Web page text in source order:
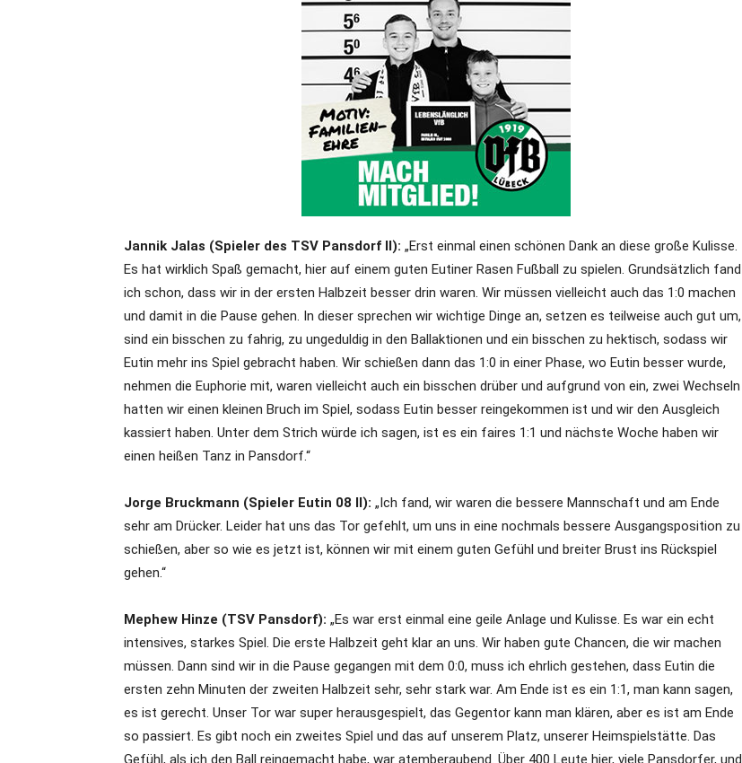
Jannik Jalas (Spieler des TSV Pansdorf II): „Erst einmal einen schönen Dank an diese große Kulisse.
Es hat wirklich Spaß gemacht, hier auf einem guten Eutiner Rasen Fußball zu spielen. Grundsätzlich fand
ich schon, dass wir in der ersten Halbzeit besser drin waren. Wir müssen vielleicht auch das 1:0 machen
und damit in die Pause gehen. In dieser sprechen wir wichtige Dinge an, setzen es teilweise auch gut um,
sind ein bisschen zu fahrig, zu ungeduldig in den Ballaktionen und ein bisschen zu hektisch, sodass wir
Eutin mehr ins Spiel gebracht haben. Wir schießen dann das 1:0 in einer Phase, wo Eutin besser wurde,
nehmen die Euphorie mit, waren vielleicht auch ein bisschen drüber und aufgrund von ein, zwei Wechseln
hatten wir einen kleinen Bruch im Spiel, sodass Eutin besser reingekommen ist und wir den Ausgleich
kassiert haben. Unter dem Strich würde ich sagen, ist es ein faires 1:1 und nächste Woche haben wir
einen heißen Tanz in Pansdorf.“
Jorge Bruckmann (Spieler Eutin 08 II): „Ich fand, wir waren die bessere Mannschaft und am Ende
sehr am Drücker. Leider hat uns das Tor gefehlt, um uns in eine nochmals bessere Ausgangsposition zu
schießen, aber so wie es jetzt ist, können wir mit einem guten Gefühl und breiter Brust ins Rückspiel
gehen.“
Mephew Hinze (TSV Pansdorf): „Es war erst einmal eine geile Anlage und Kulisse. Es war ein echt
intensives, starkes Spiel. Die erste Halbzeit geht klar an uns. Wir haben gute Chancen, die wir machen
müssen. Dann sind wir in die Pause gegangen mit dem 0:0, muss ich ehrlich gestehen, dass Eutin die
ersten zehn Minuten der zweiten Halbzeit sehr, sehr stark war. Am Ende ist es ein 1:1, man kann sagen,
es ist gerecht. Unser Tor war super herausgespielt, das Gegentor kann man klären, aber es ist am Ende
so passiert. Es gibt noch ein zweites Spiel und das auf unserem Platz, unserer Heimspielstätte. Das
Gefühl, als ich den Ball reingemacht habe, war atemberaubend. Über 400 Leute hier, viele Pansdorfer, und